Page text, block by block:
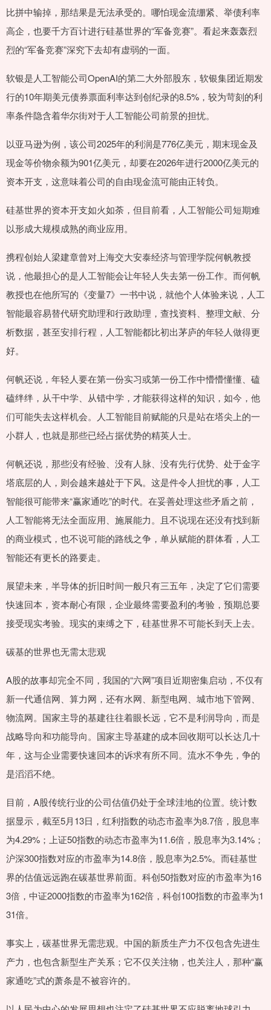
比拼中输掉，那结果是无法承受的。哪怕现金流绷紧、举债利率
高企，也要千方百计进行硅基世界的“军备竞赛”。看起来轰轰烈
烈的“军备竞赛”深究下去却有虚弱的一面。
软银是人工智能公司OpenAI的第二大外部股东，软银集团近期发
行的10年期美元债券票面利率达到创纪录的8.5%，较为苛刻的利
率条件隐含着华尔街对于人工智能公司前景的担忧。
以亚马逊为例，该公司2025年的利润是776亿美元，期末现金及
现金等价物余额为901亿美元，却要在2026年进行2000亿美元的
资本开支，这意味着公司的自由现金流可能由正转负。
硅基世界的资本开支如火如荼，但目前看，人工智能公司短期难
以形成大规模成熟的商业应用。
携程创始人梁建章曾对上海交大安泰经济与管理学院何帆教授
说，他最担心的是人工智能会让年轻人失去第一份工作。而何帆
教授也在他所写的《变量7》一书中说，就他个人体验来说，人工
智能最容易替代研究助理和行政助理，查找资料、整理文献、分
析数据，甚至安排行程，人工智能都比初出茅庐的年轻人做得更
好。
何帆还说，年轻人要在第一份实习或第一份工作中懵懵懂懂、磕
磕绊绊，从干中学、从错中学，才能获得这样的知识，如今，他
们可能失去这样机会。人工智能目前赋能的只是站在塔尖上的一
小群人，也就是那些已经占据优势的精英人士。
何帆还说，那些没有经验、没有人脉、没有先行优势、处于金字
塔底层的人，则会越来越处于下风。这是件令人担忧的事，人工
智能很可能带来“赢家通吃”的时代。在妥善处理这些矛盾之前，
人工智能将无法全面应用、施展能力。且不说现在还没有找到新
的商业模式，也不说可能的路线之争，单从赋能的群体看，人工
智能还有更长的路要走。
展望未来，半导体的折旧时间一般只有三五年，决定了它们需要
快速回本，资本耐心有限，企业最终需要盈利的考验，预期总要
接受现实考验。现实的束缚之下，硅基世界不可能长到天上去。
碳基的世界也无需太悲观
A股的故事却完全不同，我国的“六网”项目近期密集启动，不仅有
新一代通信网、算力网，还有水网、新型电网、城市地下管网、
物流网。国家主导的基建往往着眼长远，它不是利润导向，而是
战略导向和功能导向。国家主导基建的成本回收期可以长达几十
年，这与企业需要快速回本的诉求有所不同。流水不争先，争的
是滔滔不绝。
目前，A股传统行业的公司估值仍处于全球洼地的位置。统计数
据显示，截至5月13日，红利指数的动态市盈率为8.7倍，股息率
为4.29%；上证50指数的动态市盈率为11.6倍，股息率为3.14%；
沪深300指数对应的市盈率为14.8倍，股息率为2.5%。而硅基世
界的估值远远跑在碳基世界前面。科创50指数对应的市盈率为16
3倍，中证2000指数的市盈率为162倍，科创100指数的市盈率为1
31倍。
事实上，碳基世界无需悲观。中国的新质生产力不仅包含先进生
产力，也包含新型生产关系；它不仅关注物，也关注人，那种“赢
家通吃”式的萧条是不被容许的。